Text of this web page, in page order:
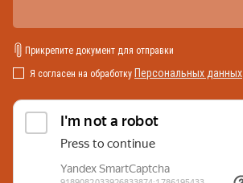
Прикрепите документ для отправки
Я согласен на обработку Персональных данных